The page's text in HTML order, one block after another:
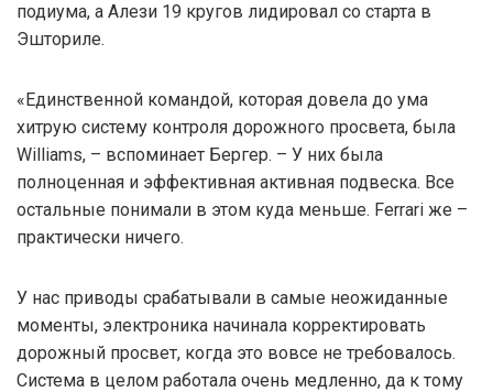
подиума, а Алези 19 кругов лидировал со старта в
Эшториле.
«Единственной командой, которая довела до ума
хитрую систему контроля дорожного просвета, была
Williams, – вспоминает Бергер. – У них была
полноценная и эффективная активная подвеска. Все
остальные понимали в этом куда меньше. Ferrari же –
практически ничего.
У нас приводы срабатывали в самые неожиданные
моменты, электроника начинала корректировать
дорожный просвет, когда это вовсе не требовалось.
Система в целом работала очень медленно, да к тому